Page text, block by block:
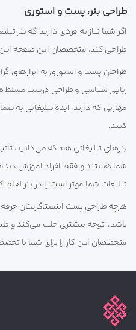
طراحی بنر، پست و استوری
اگر شما نیاز به فردی دارید گه بنر
طراحی کند، متخصصان این صفحه این
طراحان پست و استوری به ابزارهای
زبایی شناسی و طراحی درست مسلط
مهارتی که دارند، ایده تبلیغاتی به
کنند.
بنرهای تبلیغاتی هم که می‌دانید،
شما هستند و فقط افراد آموزش
تبلیغات شما موثر است را در بنر لحاظ
هرچه طراحی پست اینستاگرمتان
باشد، توجه بیشتری جلب می‌کند و
متخصصان این کار را برای شما با